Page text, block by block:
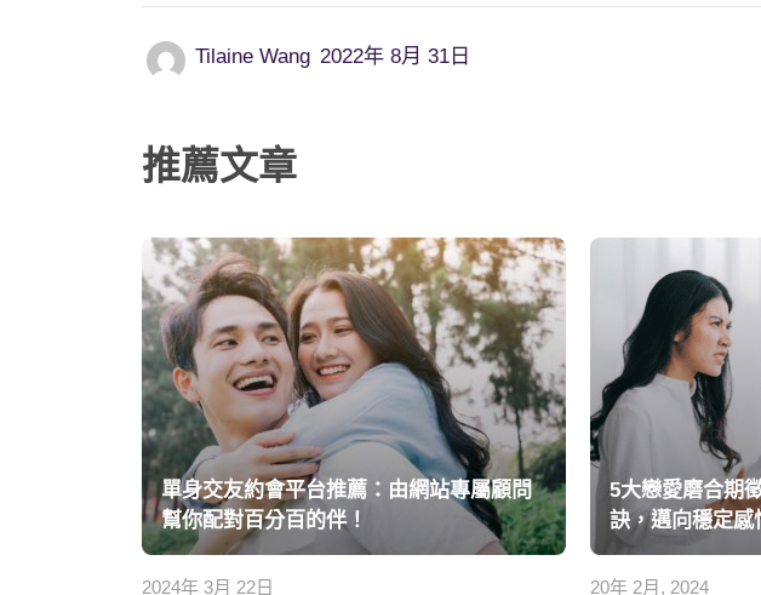
Tilaine Wang 2022年 8月 31日
推薦文章
單身交友約會平台推薦：由網站專屬顧問
幫你配對百分百的伴！
2024年 3月 22日
5大戀愛磨合期
訣，邁向穩定感
20年 2月, 2024